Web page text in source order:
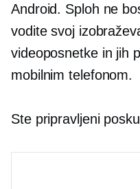
Android. Sploh ne
vodite svoj
videoposnetke in jih
mobilnim telefonom.
Ste pripravljeni